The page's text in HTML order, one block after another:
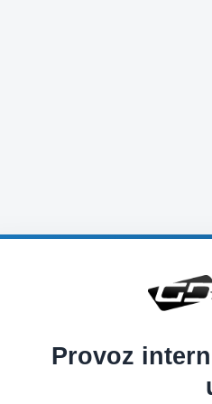
Provoz